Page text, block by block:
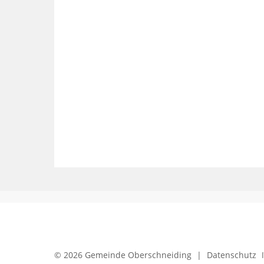
© 2026 Gemeinde Oberschneiding | Datenschutz